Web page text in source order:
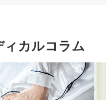
カルコラム